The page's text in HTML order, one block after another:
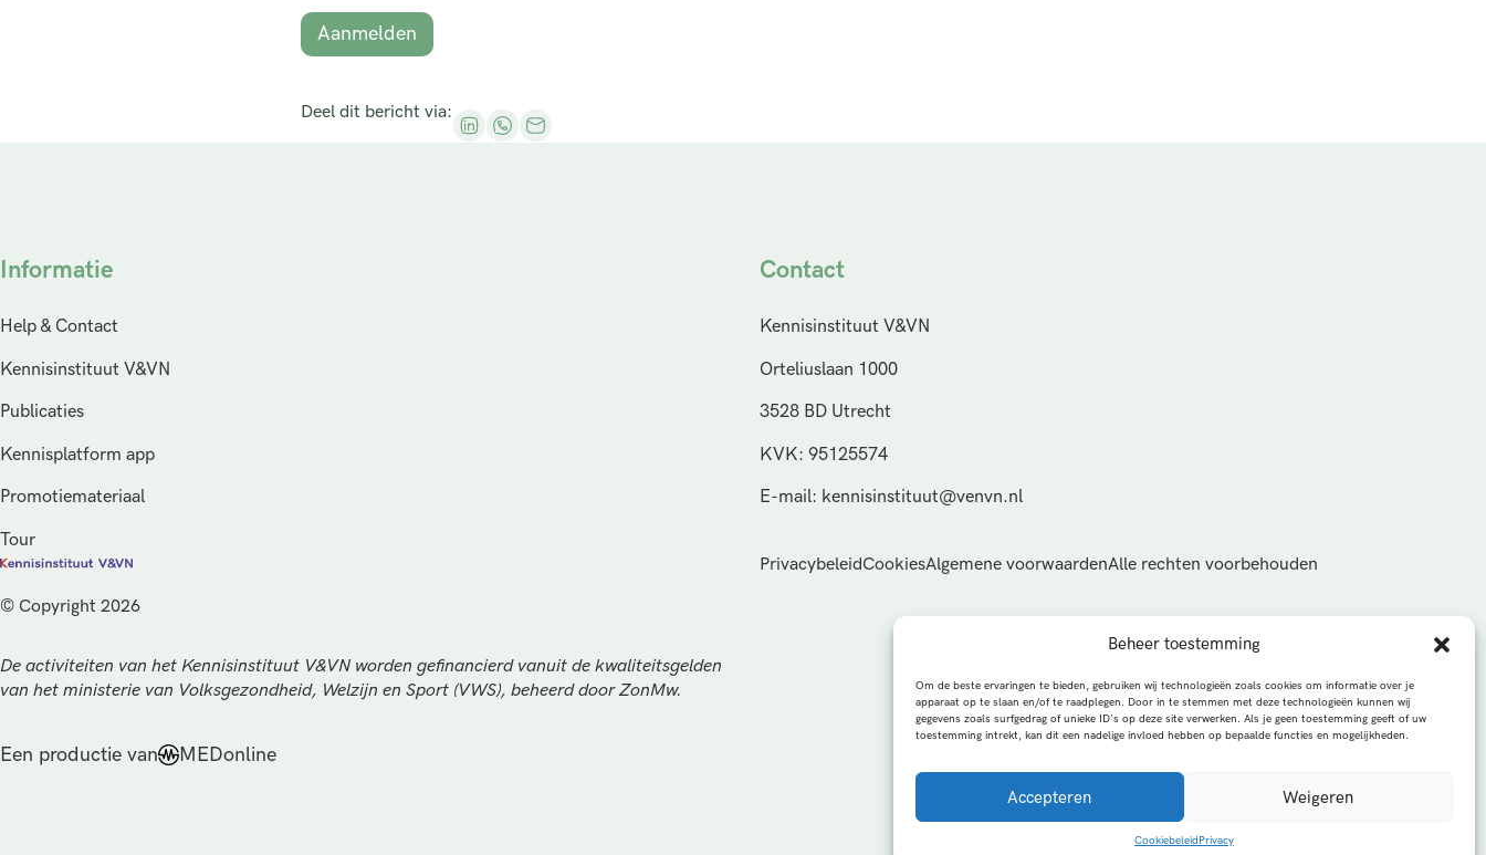
Beheer toestemming
Om de beste ervaringen te bieden, gebruiken wij technologieën zoals cookies om informatie over je
apparaat op te slaan en/of te raadplegen. Door in te stemmen met deze technologieën kunnen wij
gegevens zoals surfgedrag of unieke ID's op deze site verwerken. Als je geen toestemming geeft of uw
toestemming intrekt, kan dit een nadelige invloed hebben op bepaalde functies en mogelijkheden.
Accepteren Weigeren
CookiebeleidPrivacy
Aanmelden
Deel dit bericht via:
Informatie
Help & Contact
Kennisinstituut V&VN
Publicaties
Kennisplatform app
Promotiemateriaal
Tour
Contact
Kennisinstituut V&VN
Orteliuslaan 1000
3528 BD Utrecht
KVK: 95125574
E-mail: kennisinstituut@venvn.nl
© Copyright 2026
De activiteiten van het Kennisinstituut V&VN worden gefinancierd vanuit de kwaliteitsgelden
van het ministerie van Volksgezondheid, Welzijn en Sport (VWS), beheerd door ZonMw.
PrivacybeleidCookiesAlgemene voorwaardenAlle rechten voorbehouden
Een productie van MEDonline